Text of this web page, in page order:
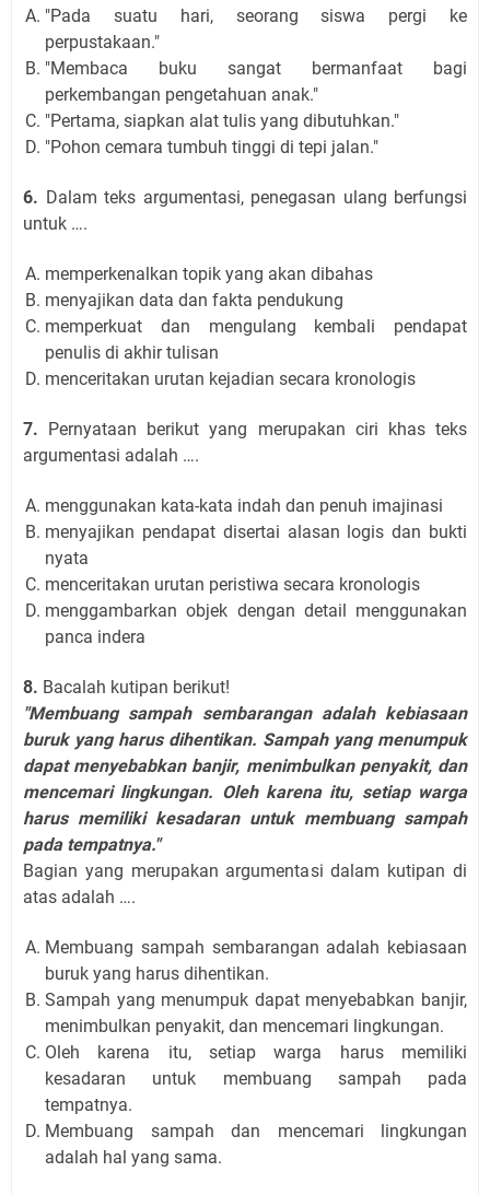
"Pada suatu hari, seorang siswa pergi ke
perpustakaan."
"Membaca buku sangat bermanfaat bagi
perkembangan pengetahuan anak."
"Pertama, siapkan alat tulis yang dibutuhkan."
"Pohon cemara tumbuh tinggi di tepi jalan."
6. Dalam teks argumentasi, penegasan ulang berfungsi
untuk ….
memperkenalkan topik yang akan dibahas
menyajikan data dan fakta pendukung
memperkuat dan mengulang kembali pendapat
penulis di akhir tulisan
menceritakan urutan kejadian secara kronologis
7. Pernyataan berikut yang merupakan ciri khas teks
argumentasi adalah ….
menggunakan kata-kata indah dan penuh imajinasi
menyajikan pendapat disertai alasan logis dan bukti
nyata
menceritakan urutan peristiwa secara kronologis
menggambarkan objek dengan detail menggunakan
panca indera
8. Bacalah kutipan berikut!
"Membuang sampah sembarangan adalah kebiasaan
buruk yang harus dihentikan. Sampah yang menumpuk
dapat menyebabkan banjir, menimbulkan penyakit, dan
mencemari lingkungan. Oleh karena itu, setiap warga
harus memiliki kesadaran untuk membuang sampah
pada tempatnya."
Bagian yang merupakan argumentasi dalam kutipan di
atas adalah ….
Membuang sampah sembarangan adalah kebiasaan
buruk yang harus dihentikan.
Sampah yang menumpuk dapat menyebabkan banjir,
menimbulkan penyakit, dan mencemari lingkungan.
Oleh karena itu, setiap warga harus memiliki
kesadaran untuk membuang sampah pada
tempatnya.
Membuang sampah dan mencemari lingkungan
adalah hal yang sama.